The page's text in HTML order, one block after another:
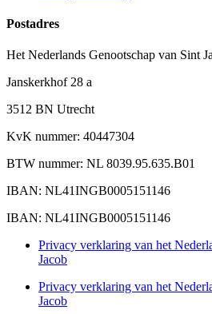
Postadres
Het Nederlands Genootschap van Sint
Janskerkhof 28 a
3512 BN Utrecht
KvK nummer: 40447304
BTW nummer: NL 8039.95.635.B01
IBAN: NL41INGB0005151146
IBAN: NL41INGB0005151146
Privacy verklaring van het
Jacob
Privacy verklaring van het
Jacob